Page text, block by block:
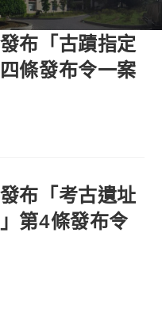
布「古蹟指定
條發布令一案
布「考古遺址
第4條發布令